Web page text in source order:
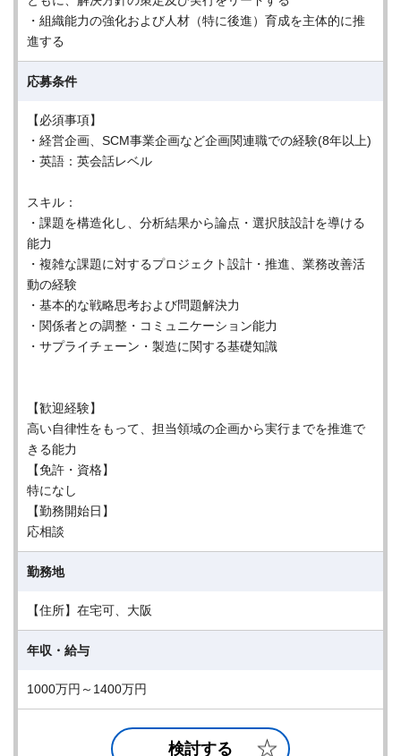
・組織能力の強化および人材（特に後進）育成を主体的に推
進する
応募条件
【必須事項】
・経営企画、SCM事業企画など企画関連職での経験(8年以上)
・英語：英会話レベル
スキル：
・課題を構造化し、分析結果から論点・選択肢設計を導ける
能力
・複雑な課題に対するプロジェクト設計・推進、業務改善活
動の経験
・基本的な戦略思考および問題解決力
・関係者との調整・コミュニケーション能力
・サプライチェーン・製造に関する基礎知識
【歓迎経験】
高い自律性をもって、担当領域の企画から実行までを推進で
きる能力
【免許・資格】
特になし
【勤務開始日】
応相談
勤務地
【住所】在宅可、大阪
年収・給与
1000万円～1400万円
検討する